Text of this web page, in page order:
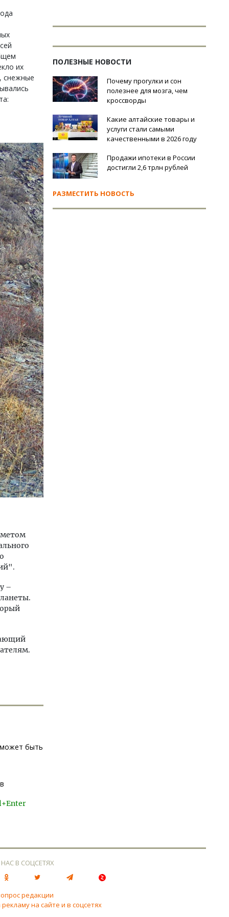
их
снежные
–
может быть
ПОЛЕЗНЫЕ НОВОСТИ
Почему прогулки и сон
полезнее для мозга, чем
кроссворды
Какие алтайские товары и
услуги стали самыми
качественными в 2026 году
Продажи ипотеки в России
достигли 2,6 трлн рублей
РАЗМЕСТИТЬ НОВОСТЬ
В СОЦСЕТЯХ
редакции
на сайте и в соцсетях